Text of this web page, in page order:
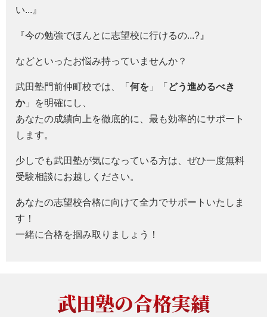
い...』
『今の勉強でほんとに志望校に行けるの...?』
などといったお悩み持っていませんか？
武田塾門前仲町校では、「 何を 」「 どう進めるべき
か」を明確にし、
あなたの成績向上を徹底的に、最も効率的にサポート
します。
少しでも武田塾が気になっている方は、ぜひ一度無料
受験相談にお越しください。
あなたの志望校合格に向けて全力でサポートいたしま
す！
一緒に合格を掴み取りましょう！
武田塾の合格実績